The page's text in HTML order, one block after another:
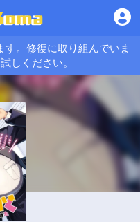
。修復に取り組んでいま
しください。